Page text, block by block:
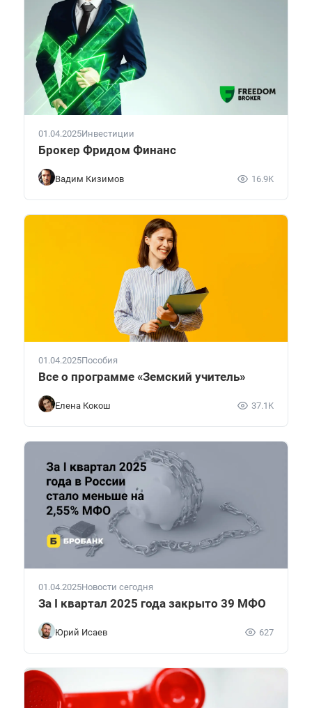
01.04.2025Инвестиции
Брокер Фридом Финанс
Вадим Кизимов 16.9K
01.04.2025Пособия
Все о программе «Земский учитель»
Елена Кокош 37.1K
01.04.2025Новости сегодня
За I квартал 2025 года закрыто 39 МФО
Юрий Исаев 627